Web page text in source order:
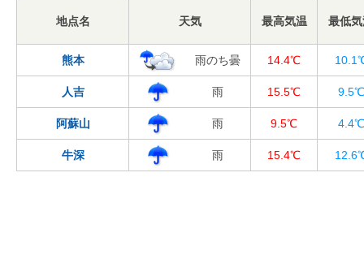
地点名 天気 最高気温 最低
熊本 雨のち曇 14.4℃
人吉 雨 15.5℃ 9.5℃
阿蘇山 雨 9.5℃ 4.4℃
牛深 雨 15.4℃